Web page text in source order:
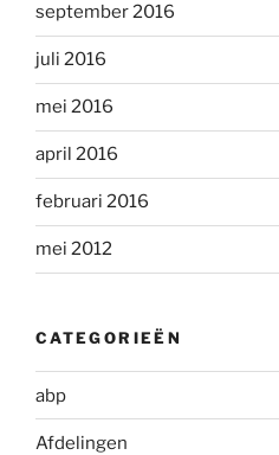
september 2016
juli 2016
mei 2016
april 2016
februari 2016
mei 2012
CATEGORIEËN
abp
Afdelingen